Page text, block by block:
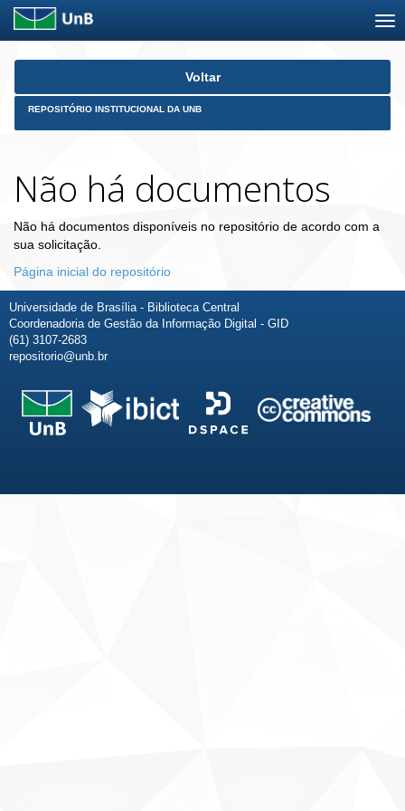
Skip
Voltar
REPOSITÓRIO INSTITUCIONAL DA UNB
Não há documentos
Não há documentos disponíveis no repositório de acordo com a
sua solicitação.
Página inicial do repositório
Universidade de Brasília - Biblioteca Central
Coordenadoria de Gestão da Informação Digital - GID
(61) 3107-2683
repositorio@unb.br